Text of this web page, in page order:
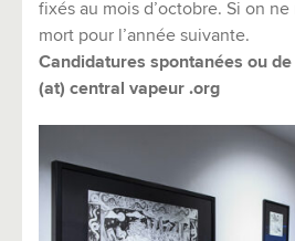
fixés au mois d’octobre. Si on ne
mort pour l’année suivante.
Candidatures spontanées ou
(at) central vapeur .org